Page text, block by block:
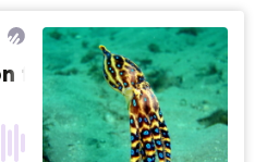
fatal BEST OF